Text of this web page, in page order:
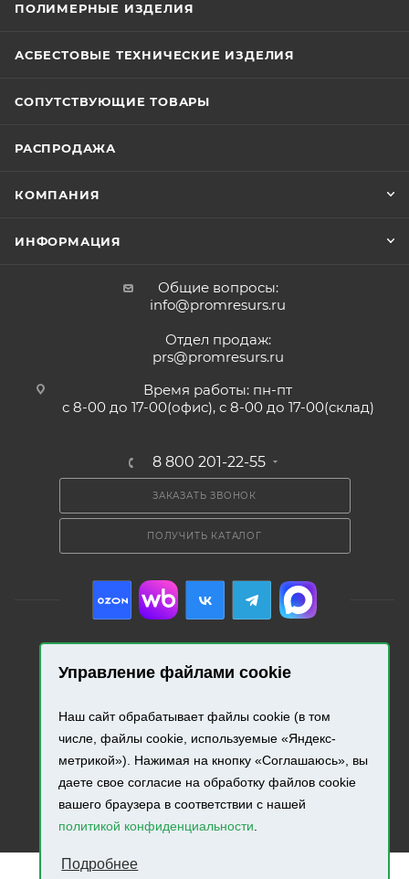
Управление файлами cookie
Наш сайт обрабатывает файлы cookie (в том
числе, файлы cookie, используемые «Яндекс-
метрикой»). Нажимая на кнопку «Соглашаюсь», вы
даете свое согласие на обработку файлов cookie
вашего браузера в соответствии с нашей
политикой конфиденциальности.
Подробнее
ПОЛИМЕРНЫЕ ИЗДЕЛИЯ
АСБЕСТОВЫЕ ТЕХНИЧЕСКИЕ ИЗДЕЛИЯ
СОПУТСТВУЮЩИЕ ТОВАРЫ
РАСПРОДАЖА
КОМПАНИЯ
ИНФОРМАЦИЯ
Общие вопросы:
info@promresurs.ru
Отдел продаж:
prs@promresurs.ru
Время работы: пн-пт
с 8-00 до 17-00(офис), с 8-00 до 17-00(склад)
8 800 201-22-55
ЗАКАЗАТЬ ЗВОНОК
ПОЛУЧИТЬ КАТАЛОГ
2026 © «Промресурс». Все права защищены.
Разработка и продвижение сайта.